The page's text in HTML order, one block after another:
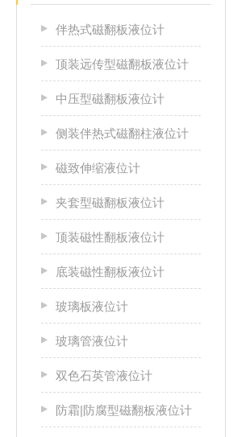
伴热式磁翻板液位计
顶装远传型磁翻板液位计
中压型磁翻板液位计
侧装伴热式磁翻柱液位计
磁致伸缩液位计
夹套型磁翻板液位计
顶装磁性翻板液位计
底装磁性翻板液位计
玻璃板液位计
玻璃管液位计
双色石英管液位计
防霜|防腐型磁翻板液位计